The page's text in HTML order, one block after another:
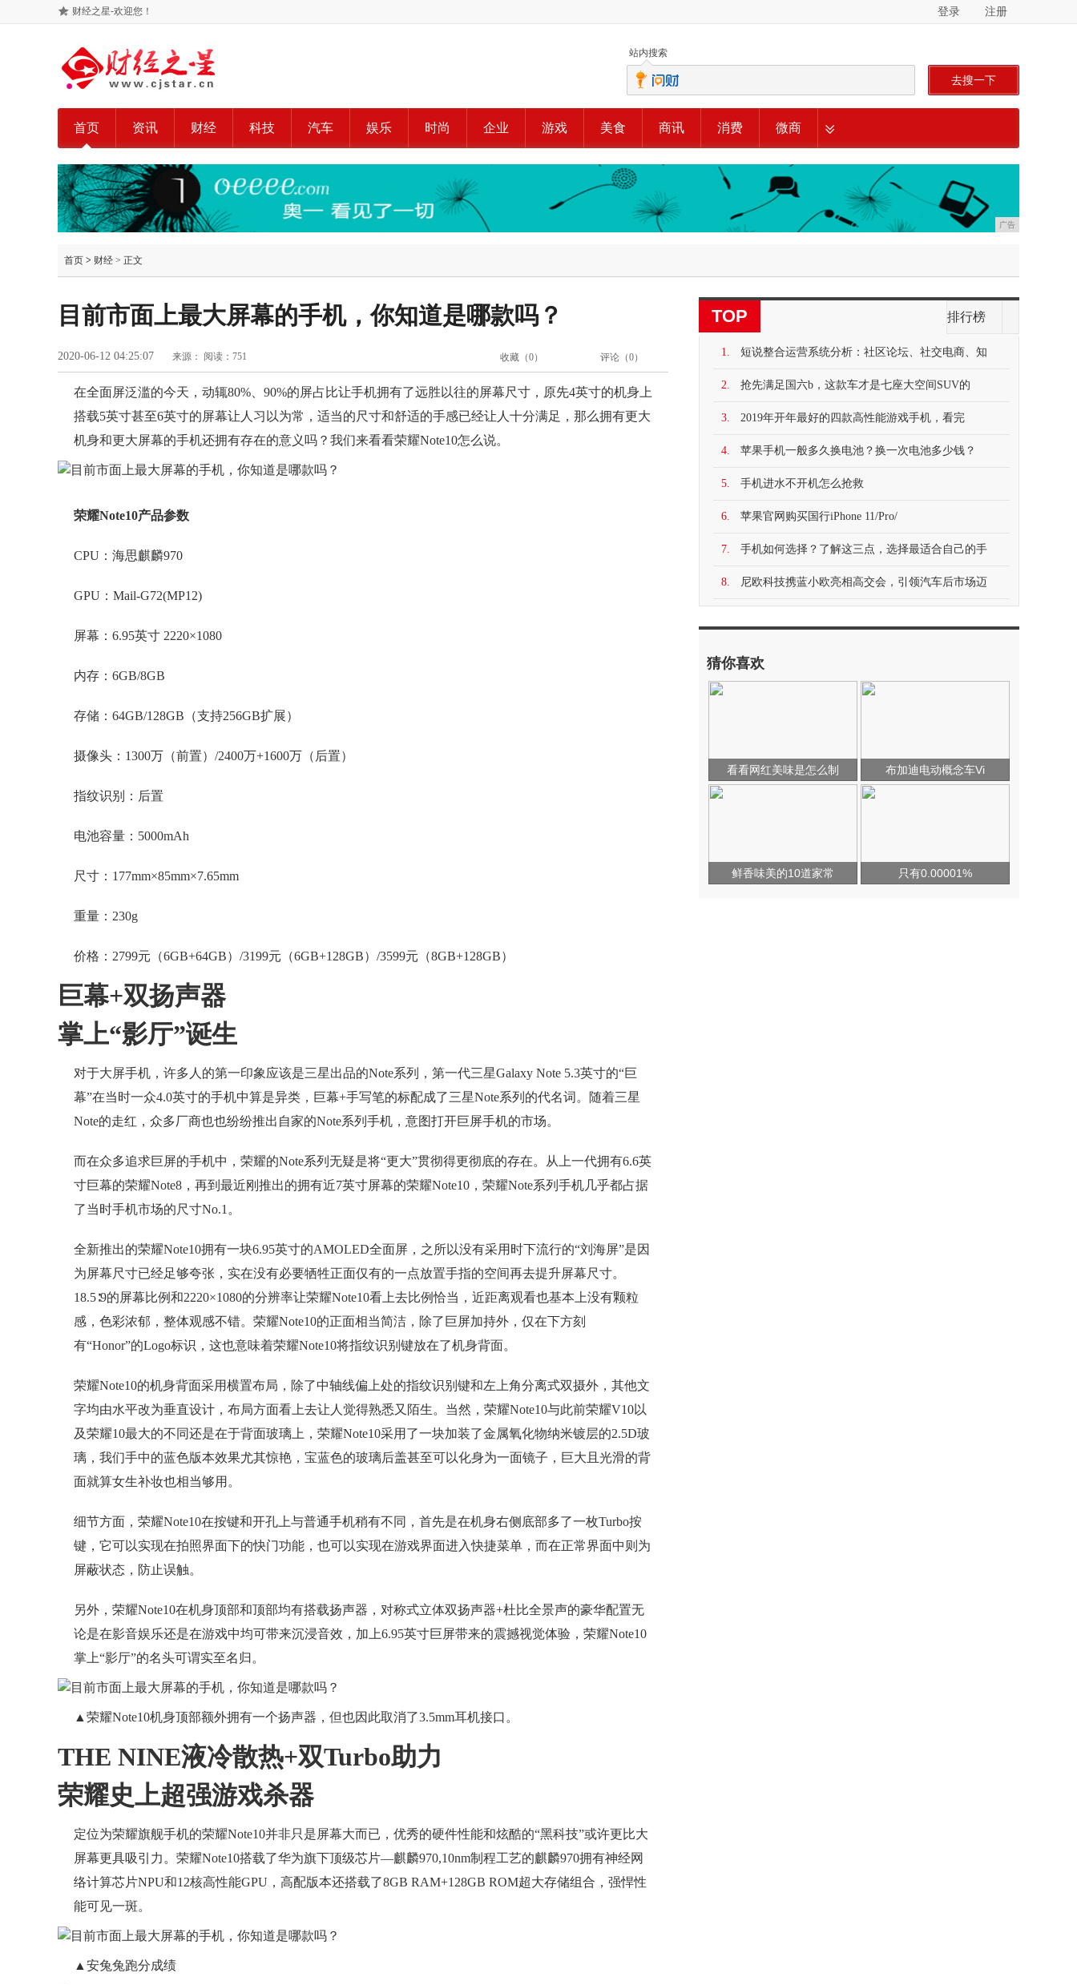
财经之星-欢迎您！ 登录 注册
站内搜索
去搜一下
首页 资讯 财经 科技 汽车 娱乐 时尚 企业 游戏 美食 商讯 消费 微商
广告
首页 > 财经 > 正文
目前市面上最大屏幕的手机，你知道是哪款吗？
2020-06-12 04:25:07 来源： 阅读：751 评论（0）
收藏（0）
在全面屏泛滥的今天，动辄80%、90%的屏占比让手机拥有了远胜以往的屏幕尺寸，原先4英寸的机身上
搭载5英寸甚至6英寸的屏幕让人习以为常，适当的尺寸和舒适的手感已经让人十分满足，那么拥有更大
机身和更大屏幕的手机还拥有存在的意义吗？我们来看看荣耀Note10怎么说。
荣耀Note10产品参数
CPU：海思麒麟970
GPU：Mail-G72(MP12)
屏幕：6.95英寸 2220×1080
内存：6GB/8GB
存储：64GB/128GB（支持256GB扩展）
摄像头：1300万（前置）/2400万+1600万（后置）
指纹识别：后置
电池容量：5000mAh
尺寸：177mm×85mm×7.65mm
重量：230g
价格：2799元（6GB+64GB）/3199元（6GB+128GB）/3599元（8GB+128GB）
巨幕+双扬声器
掌上“影厅”诞生
对于大屏手机，许多人的第一印象应该是三星出品的Note系列，第一代三星Galaxy Note 5.3英寸的“巨
幕”在当时一众4.0英寸的手机中算是异类，巨幕+手写笔的标配成了三星Note系列的代名词。随着三星
Note的走红，众多厂商也也纷纷推出自家的Note系列手机，意图打开巨屏手机的市场。
而在众多追求巨屏的手机中，荣耀的Note系列无疑是将“更大”贯彻得更彻底的存在。从上一代拥有6.6英
寸巨幕的荣耀Note8，再到最近刚推出的拥有近7英寸屏幕的荣耀Note10，荣耀Note系列手机几乎都占据
了当时手机市场的尺寸No.1。
全新推出的荣耀Note10拥有一块6.95英寸的AMOLED全面屏，之所以没有采用时下流行的“刘海屏”是因
为屏幕尺寸已经足够夸张，实在没有必要牺牲正面仅有的一点放置手指的空间再去提升屏幕尺寸。
18.5∶9的屏幕比例和2220×1080的分辨率让荣耀Note10看上去比例恰当，近距离观看也基本上没有颗粒
感，色彩浓郁，整体观感不错。荣耀Note10的正面相当简洁，除了巨屏加持外，仅在下方刻
有“Honor”的Logo标识，这也意味着荣耀Note10将指纹识别键放在了机身背面。
荣耀Note10的机身背面采用横置布局，除了中轴线偏上处的指纹识别键和左上角分离式双摄外，其他文
字均由水平改为垂直设计，布局方面看上去让人觉得熟悉又陌生。当然，荣耀Note10与此前荣耀V10以
及荣耀10最大的不同还是在于背面玻璃上，荣耀Note10采用了一块加装了金属氧化物纳米镀层的2.5D玻
璃，我们手中的蓝色版本效果尤其惊艳，宝蓝色的玻璃后盖甚至可以化身为一面镜子，巨大且光滑的背
面就算女生补妆也相当够用。
细节方面，荣耀Note10在按键和开孔上与普通手机稍有不同，首先是在机身右侧底部多了一枚Turbo按
键，它可以实现在拍照界面下的快门功能，也可以实现在游戏界面进入快捷菜单，而在正常界面中则为
屏蔽状态，防止误触。
另外，荣耀Note10在机身顶部和顶部均有搭载扬声器，对称式立体双扬声器+杜比全景声的豪华配置无
论是在影音娱乐还是在游戏中均可带来沉浸音效，加上6.95英寸巨屏带来的震撼视觉体验，荣耀Note10
掌上“影厅”的名头可谓实至名归。
▲荣耀Note10机身顶部额外拥有一个扬声器，但也因此取消了3.5mm耳机接口。
THE NINE液冷散热+双Turbo助力
荣耀史上超强游戏杀器
定位为荣耀旗舰手机的荣耀Note10并非只是屏幕大而已，优秀的硬件性能和炫酷的“黑科技”或许更比大
屏幕更具吸引力。荣耀Note10搭载了华为旗下顶级芯片—麒麟970,10nm制程工艺的麒麟970拥有神经网
络计算芯片NPU和12核高性能GPU，高配版本还搭载了8GB RAM+128GB ROM超大存储组合，强悍性
能可见一斑。
▲安兔兔跑分成绩
TOP 排行榜
1. 短说整合运营系统分析：社区论坛、社交电商、知
2. 抢先满足国六b，这款车才是七座大空间SUV的
3. 2019年开年最好的四款高性能游戏手机，看完
4. 苹果手机一般多久换电池？换一次电池多少钱？
5. 手机进水不开机怎么抢救
6. 苹果官网购买国行iPhone 11/Pro/
7. 手机如何选择？了解这三点，选择最适合自己的手
8. 尼欧科技携蓝小欧亮相高交会，引领汽车后市场迈
猜你喜欢
看看网红美味是怎么制 布加迪电动概念车Vi
鲜香味美的10道家常 只有0.00001%